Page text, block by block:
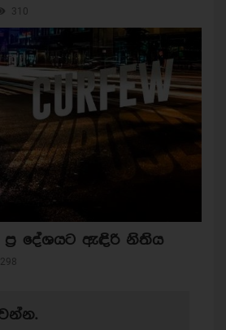
310
දේශයට ඇඳිරි නිතිය
298